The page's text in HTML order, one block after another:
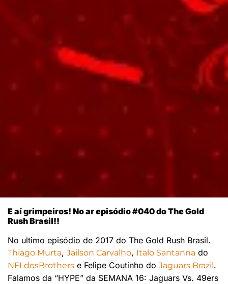
E aí grimpeiros! No ar episódio #040 do The Gold
Rush Brasil!!
No ultimo episódio de 2017 do The Gold Rush Brasil.
Thiago Murta, Jailson Carvalho, Italo Santanna do
NFLdosBrothers e Felipe Coutinho do Jaguars Brazil.
Falamos da “HYPE” da SEMANA 16: Jaguars Vs. 49ers